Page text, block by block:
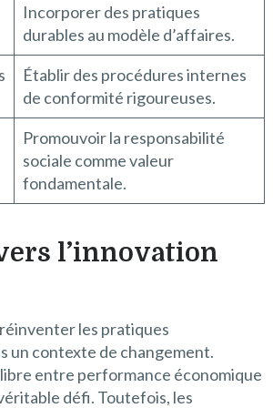
Incorporer des pratiques
durables au modèle d’affaires.
Établir des procédures internes
de conformité rigoureuses.
Promouvoir la responsabilité
sociale comme valeur
fondamentale.
l’innovation
les pratiques
un contexte de changement.
entre performance économique
défi. Toutefois, les